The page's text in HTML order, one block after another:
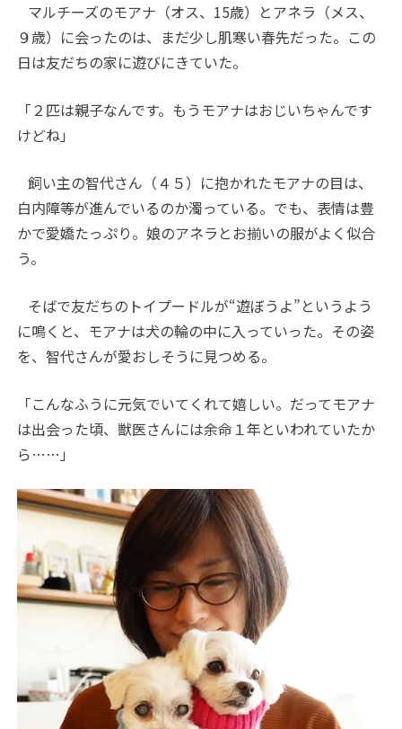
マルチーズのモアナ（オス、 15歳）とアネラ（メス、
９歳）に会ったのは、まだ少し肌寒い春先だった。この
日は友だちの家に遊びにきていた。
「２匹は親子なんです。もうモアナはおじいちゃんです
けどね」
飼い主の智代さん（４５）に抱かれたモアナの目は、
白内障等が進んでいるのか濁っている。でも、表情は豊
かで愛嬌たっぷり。娘のアネラとお揃いの服がよく似合
う。
そばで友だちのトイプードルが“遊ぼうよ”というよう
に鳴くと、モアナは犬の輪の中に入っていった。その姿
を、智代さんが愛おしそうに見つめる。
「こんなふうに元気でいてくれて嬉しい。だってモアナ
は出会った頃、獣医さんには余命１年といわれていたか
ら……」